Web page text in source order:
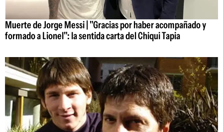
Muerte de Jorge Messi | "Gracias por haber acompañado y
formado a Lionel": la sentida carta del Chiqui Tapia